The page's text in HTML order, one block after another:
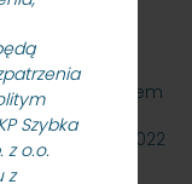
Szybka
z o.o.
z
Sp. z o.o.
przedmiotem
odbiorcy…
października 2022